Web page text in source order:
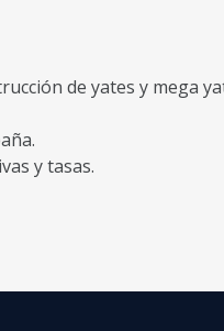
de yates y mega
y tasas.